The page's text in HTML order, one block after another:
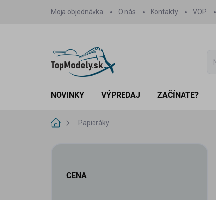
Moja objednávka O nás Kontakty VOP
NOVINKY VÝPREDAJ ZAČÍNATE?
DomovPapieráky
CENA